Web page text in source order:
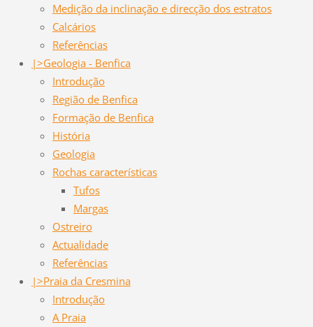
Medição da inclinação e direcção dos estratos
Calcários
Referências
|>Geologia - Benfica
Introdução
Região de Benfica
Formação de Benfica
História
Geologia
Rochas características
Tufos
Margas
Ostreiro
Actualidade
Referências
|>Praia da Cresmina
Introdução
A Praia